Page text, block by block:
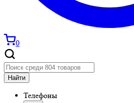
0
Найти
Телефоны